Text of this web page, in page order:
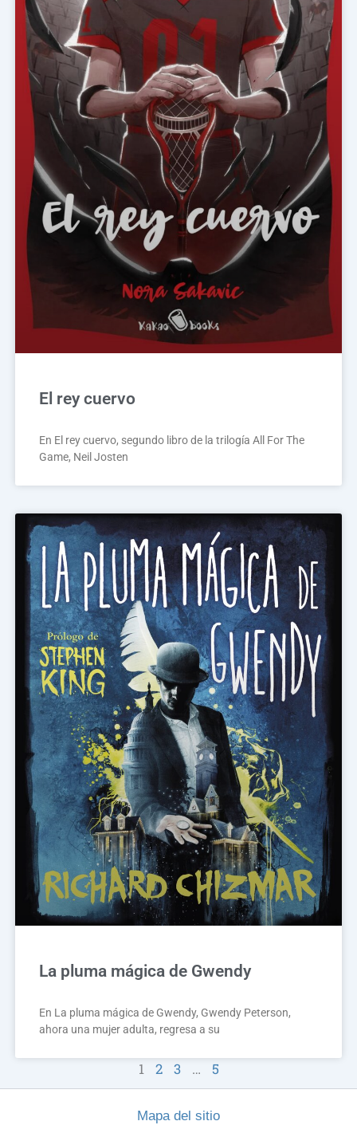
El rey cuervo
En El rey cuervo, segundo libro de la trilogía All For The
Game, Neil Josten
La pluma mágica de Gwendy
En La pluma mágica de Gwendy, Gwendy Peterson,
ahora una mujer adulta, regresa a su
1 2 3 … 5
Mapa del sitio